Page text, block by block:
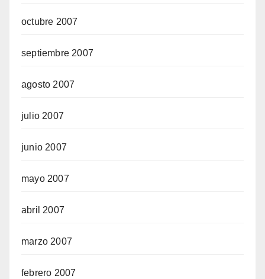
octubre 2007
septiembre 2007
agosto 2007
julio 2007
junio 2007
mayo 2007
abril 2007
marzo 2007
febrero 2007